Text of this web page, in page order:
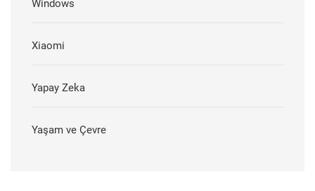
Windows
Xiaomi
Yapay Zeka
Yaşam ve Çevre